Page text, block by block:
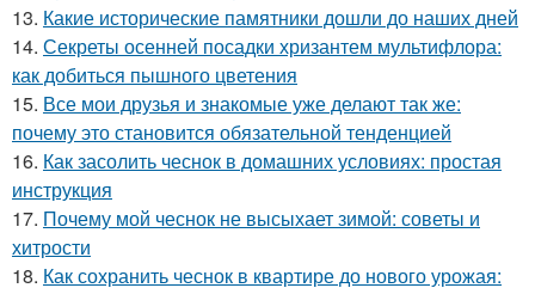
13. Какие исторические памятники дошли до наших дней
14. Секреты осенней посадки хризантем мультифлора:
как добиться пышного цветения
15. Все мои друзья и знакомые уже делают так же:
почему это становится обязательной тенденцией
16. Как засолить чеснок в домашних условиях: простая
инструкция
17. Почему мой чеснок не высыхает зимой: советы и
хитрости
18. Как сохранить чеснок в квартире до нового урожая: